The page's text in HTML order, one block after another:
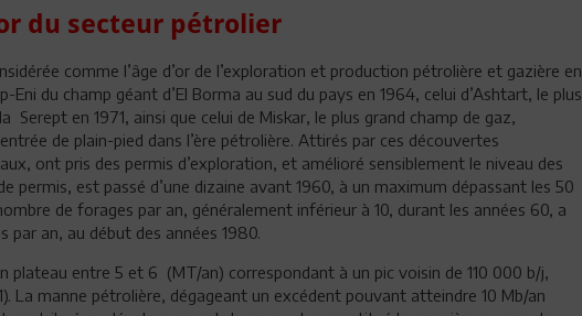
du secteur pétrolier
comme l’âge d’or de l’exploration et production pétrolière et gazière en
Eni du champ géant d’El Borma au sud du pays en 1964, celui d’Ashtart, le plus
Serept en 1971, ainsi que celui de Miskar, le plus grand champ de gaz,
de plain-pied dans l’ère pétrolière. Attirés par ces découvertes
ont pris des permis d’exploration, et amélioré sensiblement le niveau des
permis, est passé d’une dizaine avant 1960, à un maximum dépassant les 50
de forages par an, généralement inférieur à 10, durant les années 60, a
an, au début des années 1980.
plateau entre 5 et 6 (MT/an) correspondant à un pic voisin de 110 000 b/j,
La manne pétrolière, dégageant un excédent pouvant atteindre 10 Mb/an